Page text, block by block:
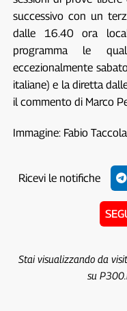
successivo con un
dalle 16.40 ora
programma le
eccezionalmente
italiane) e la diretta
il commento di Marco
Immagine: Fabio Taccola
Ricevi le notifiche
Stai visualizzando da
su